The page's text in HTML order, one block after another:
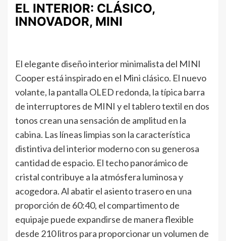
EL INTERIOR: CLÁSICO,
INNOVADOR, MINI
El elegante diseño interior minimalista del MINI
Cooper está inspirado en el Mini clásico. El nuevo
volante, la pantalla OLED redonda, la típica barra
de interruptores de MINI y el tablero textil en dos
tonos crean una sensación de amplitud en la
cabina. Las líneas limpias son la característica
distintiva del interior moderno con su generosa
cantidad de espacio. El techo panorámico de
cristal contribuye a la atmósfera luminosa y
acogedora. Al abatir el asiento trasero en una
proporción de 60:40, el compartimento de
equipaje puede expandirse de manera flexible
desde 210 litros para proporcionar un volumen de